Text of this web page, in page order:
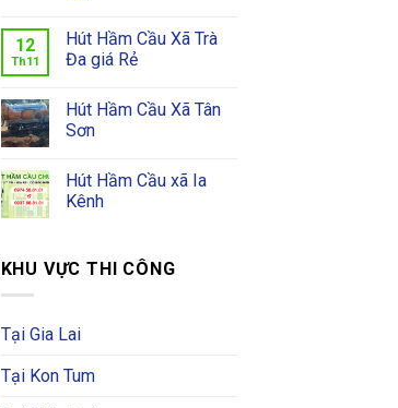
12
Th11
Hút Hầm Cầu Xã Trà
Đa giá Rẻ
Hút Hầm Cầu Xã Tân
Sơn
Hút Hầm Cầu xã Ia
Kênh
KHU VỰC THI CÔNG
Tại Gia Lai
Tại Kon Tum